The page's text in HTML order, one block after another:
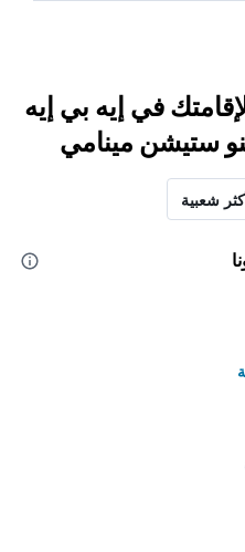
في إيه بي إيه
ستيشن مينامي
شعبية